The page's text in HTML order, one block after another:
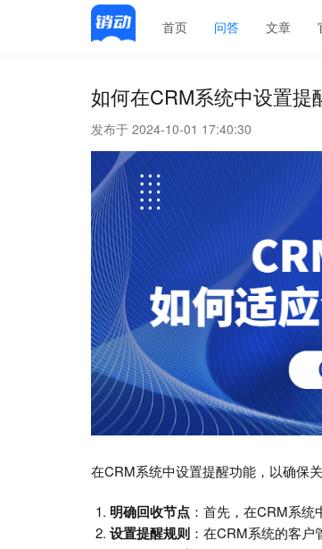
首页 问答 文章
如何在CRM系统中设置提
发布于 2024-10-01 17:40:30
在CRM系统中设置提醒功能，以确保
明确回收节点 ：首先，在CRM系统
设置提醒规则 ：在CRM系统的客